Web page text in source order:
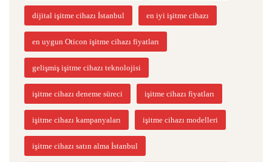
dijital işitme cihazı İstanbul en iyi işitme cihazı
en uygun Oticon işitme cihazı fiyatları
gelişmiş işitme cihazı teknolojisi
işitme cihazı deneme süreci işitme cihazı fiyatları
işitme cihazı kampanyaları işitme cihazı modelleri
işitme cihazı satın alma İstanbul